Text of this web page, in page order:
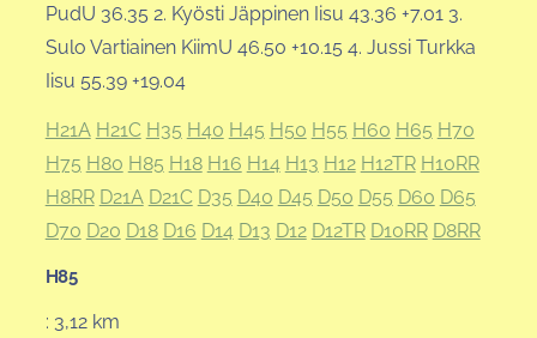
PudU 36.35 2. Kyösti Jäppinen Iisu 43.36 +7.01 3.
Sulo Vartiainen KiimU 46.50 +10.15 4. Jussi Turkka
Iisu 55.39 +19.04
H21A H21C H35 H40 H45 H50 H55 H60 H65 H70
H75 H80 H85 H18 H16 H14 H13 H12 H12TR H10RR
H8RR D21A D21C D35 D40 D45 D50 D55 D60 D65
D70 D20 D18 D16 D14 D13 D12 D12TR D10RR D8RR
H85
: 3,12 km